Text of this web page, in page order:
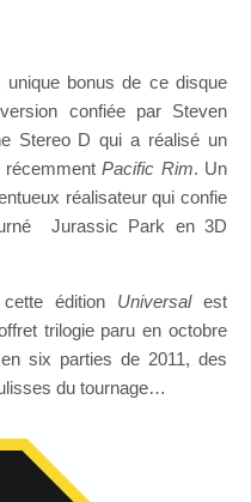
unique bonus de ce disque
confiée par Steven
Stereo D qui a réalisé un
récemmentPacific Rim. Un
réalisateur qui confie
Jurassic Park en 3D
édition Universalest
trilogie paru en octobre
six parties de 2011, des
du tournage…